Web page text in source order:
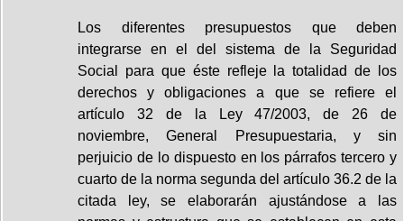
Los diferentes presupuestos que deben
integrarse en el del sistema de la Seguridad
Social para que éste refleje la totalidad de los
derechos y obligaciones a que se refiere el
artículo 32 de la Ley 47/2003, de 26 de
noviembre, General Presupuestaria, y sin
perjuicio de lo dispuesto en los párrafos tercero y
cuarto de la norma segunda del artículo 36.2 de la
citada ley, se elaborarán ajustándose a las